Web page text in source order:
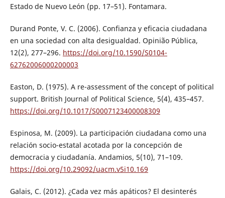
Estado de Nuevo León (pp. 17–51). Fontamara.
Durand Ponte, V. C. (2006). Confianza y eficacia ciudadana
en una sociedad con alta desigualdad. Opinião Pública,
12(2), 277–296. https://doi.org/10.1590/S0104-
62762006000200003
Easton, D. (1975). A re-assessment of the concept of political
support. British Journal of Political Science, 5(4), 435–457.
https://doi.org/10.1017/S0007123400008309
Espinosa, M. (2009). La participación ciudadana como una
relación socio-estatal acotada por la concepción de
democracia y ciudadanía. Andamios, 5(10), 71–109.
https://doi.org/10.29092/uacm.v5i10.169
Galais, C. (2012). ¿Cada vez más apáticos? El desinterés